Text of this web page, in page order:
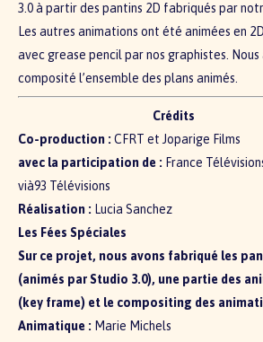
3.0 à partir des pantins 2D fabriqués par
Les autres animations ont été animées en
avec grease pencil par nos graphistes. Nous
composité l’ensemble des plans animés.
Crédits
Co-production : CFRT et Joparige Films
avec la participation de : France
vià93 Télévisions
Réalisation : Lucia Sanchez
Les Fées Spéciales
Sur ce projet, nous avons fabriqué les
(animés par Studio 3.0), une partie des
(key frame) et le compositing des
Animatique : Marie Michels